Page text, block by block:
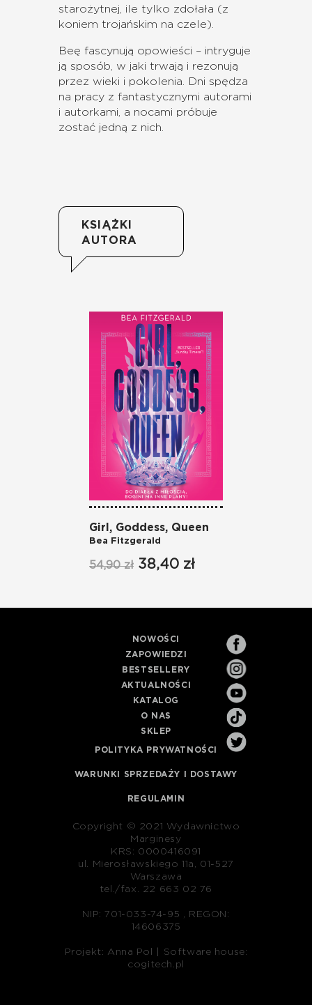
starożytnej, ile tylko zdołała (z
koniem trojańskim na czele).
Beę fascynują opowieści – intryguje
ją sposób, w jaki trwają i rezonują
przez wieki i pokolenia. Dni spędza
na pracy z fantastycznymi autorami
i autorkami, a nocami próbuje
zostać jedną z nich.
KSIĄŻKI
AUTORA
Girl, Goddess, Queen
Bea Fitzgerald
54,90 zł 38,40 zł
NOWOŚCI
ZAPOWIEDZI
BESTSELLERY
AKTUALNOŚCI
KATALOG
O NAS
SKLEP
POLITYKA PRYWATNOŚCI
WARUNKI SPRZEDAŻY I DOSTAWY
REGULAMIN
Copyright © 2021 Wydawnictwo
Marginesy
KRS: 0000416091
ul. Mierosławskiego 11a, 01-527
Warszawa
tel./fax. 22 663 02 76
NIP: 701-033-74-95 , REGON:
14606375
Projekt: Anna Pol |
Software house:
cogitech.pl